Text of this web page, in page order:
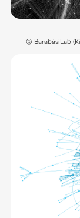
© BarabásiLab